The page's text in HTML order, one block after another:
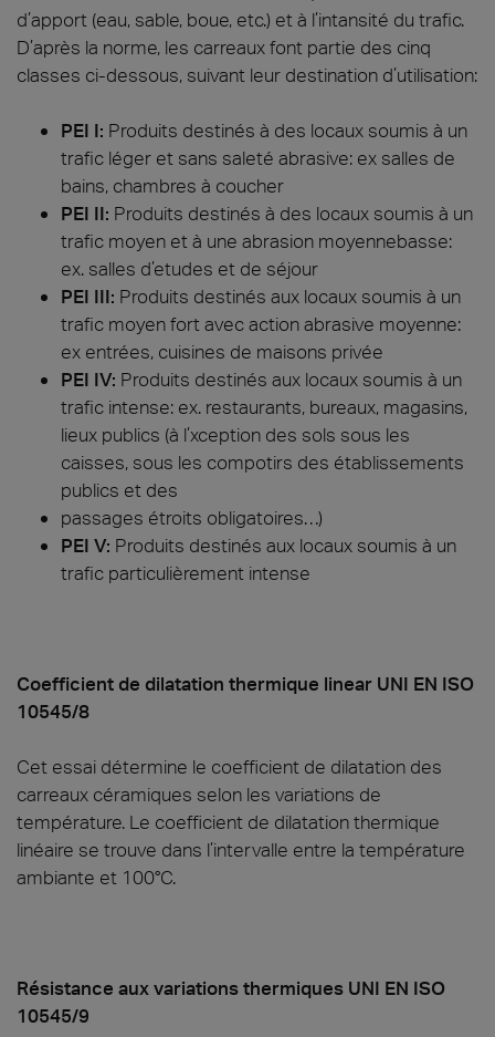
d’apport (eau, sable, boue, etc.) et à l’intansité du trafic.
D’après la norme, les carreaux font partie des cinq
classes ci-dessous, suivant leur destination d’utilisation:
PEI I: Produits destinés à des locaux soumis à un
trafic léger et sans saleté abrasive: ex salles de
bains, chambres à coucher
PEI II: Produits destinés à des locaux soumis à un
trafic moyen et à une abrasion moyennebasse:
ex. salles d’etudes et de séjour
PEI III: Produits destinés aux locaux soumis à un
trafic moyen fort avec action abrasive moyenne:
ex entrées, cuisines de maisons privée
PEI IV: Produits destinés aux locaux soumis à un
trafic intense: ex. restaurants, bureaux, magasins,
lieux publics (à l’xception des sols sous les
caisses, sous les compotirs des établissements
publics et des
passages étroits obligatoires…)
PEI V: Produits destinés aux locaux soumis à un
trafic particulièrement intense
Coefficient de dilatation thermique linear UNI EN ISO
10545/8
Cet essai détermine le coefficient de dilatation des
carreaux céramiques selon les variations de
température. Le coefficient de dilatation thermique
linéaire se trouve dans l’intervalle entre la température
ambiante et 100°C.
Résistance aux variations thermiques UNI EN ISO
10545/9